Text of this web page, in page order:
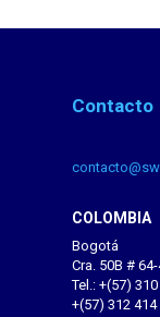
Contacto
COLOMBIA
Bogotá
Cra. 50B # 64-
Tel.: +(57)
+(57) 312 414